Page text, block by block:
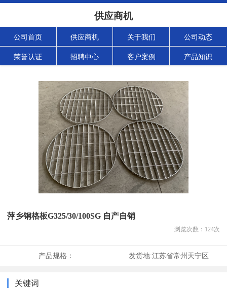
供应商机
公司首页 供应商机 关于我们 公司动态
荣誉认证 招聘中心 客户案例 产品知识
萍乡钢格板G325/30/100SG 自产自销
浏览次数： 124次
产品规格： 发货地:江苏省常州天宁区
关键词